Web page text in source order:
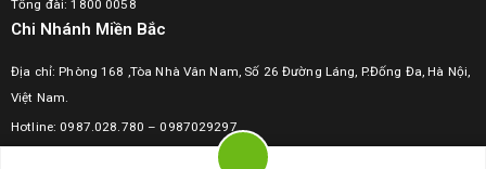
Tổng đài: 1800 0058
Chi Nhánh Miền Bắc
Địa chỉ: Phòng 168 ,Tòa Nhà Vân Nam, Số 26 Đường Láng, P.Đống Đa, Hà Nội,
Việt Nam.
Hotline: 0987.028.780 –0987029297